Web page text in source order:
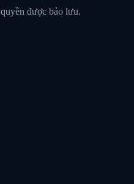
được bảo lưu.